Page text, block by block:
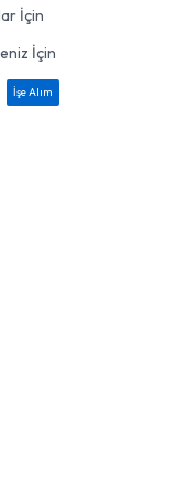
İçin
İçin
İşe Alım